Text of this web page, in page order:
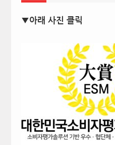
▼아래 사진 클릭